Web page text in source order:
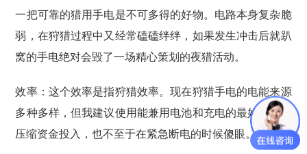
一把可靠的猎用手电是不可多得的好物。电路本身复杂脆
弱，在狩猎过程中又经常磕磕绊绊，如果发生冲击后就趴
窝的手电绝对会毁了一场精心策划的夜猎活动。
效率：这个效率是指狩猎效率。现在狩猎手电的电能来源
多种多样，但我建议使用能兼用电池和充电的最好，即能
压缩资金投入，也不至于在紧急断电的时候傻眼。